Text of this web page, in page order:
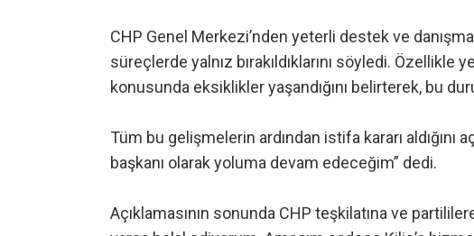
CHP Genel Merkezi’nden yeterli destek ve
süreçlerde yalnız bırakıldıklarını söyledi.
konusunda eksiklikler yaşandığını belirterek, bu
Tüm bu gelişmelerin ardından istifa kararı aldığını
başkanı olarak yoluma devam edeceğim” dedi.
Açıklamasının sonunda CHP teşkilatına ve